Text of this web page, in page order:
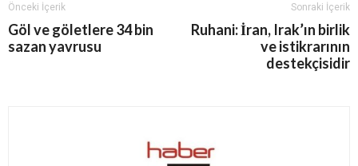
Önceki İçerik
Göl ve göletlere 34 bin
sazan yavrusu
Sonraki İçerik
Ruhani: İran, Irak’ın birlik
ve istikrarının
destekçisidir